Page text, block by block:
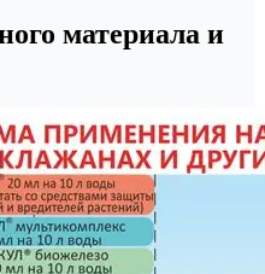
материала и